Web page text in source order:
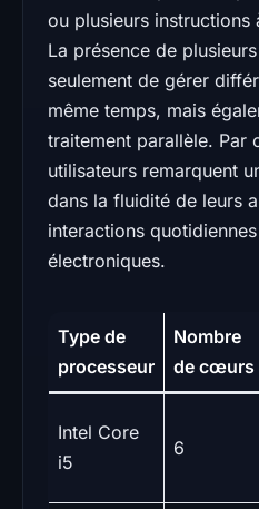
ou plusieurs instructions
La présence de
seulement de gérer
même temps, mais
traitement parallèle. Par
utilisateurs remarquent
dans la fluidité de leurs
interactions
électroniques.
Type de
processeur
Nombre
de cœurs
Intel Core
i5
6